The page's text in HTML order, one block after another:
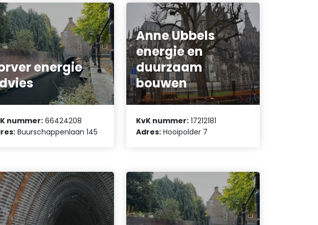
energie
nummer: 66424208
Buurschappenlaan 145
Anne Ubbels
energie en
duurzaam
bouwen
KvK nummer: 17212181
Adres: Hooipolder 7